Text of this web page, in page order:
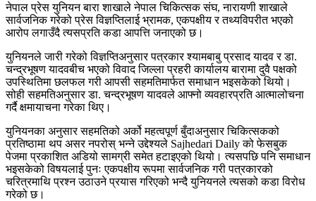
नेपाल प्रेस युनियन बारा शाखाले नेपाल चिकित्सक संघ, नारायणी शाखाले
सार्वजनिक गरेको प्रेस विज्ञप्तिलाई भ्रामक, एकपक्षीय र तथ्यविपरीत भएको
आरोप लगाउँदै त्यसप्रति कडा आपत्ति जनाएको छ।
युनियनले जारी गरेको विज्ञप्तिअनुसार पत्रकार श्यामबाबु प्रसाद यादव र डा.
चन्द्रभूषण यादवबीच भएको विवाद जिल्ला प्रहरी कार्यालय बारामा दुवै पक्षको
उपस्थितिमा छलफल गरी आपसी सहमतिमार्फत समाधान भइसकेको थियो।
सोही सहमतिअनुसार डा. चन्द्रभूषण यादवले आफ्नो व्यवहारप्रति आत्मालोचना
गर्दै क्षमायाचना गरेका थिए।
युनियनका अनुसार सहमतिको अर्को महत्वपूर्ण बुँदाअनुसार चिकित्सकको
प्रतिष्ठामा थप असर नपरोस् भन्ने उद्देश्यले Sajhedari Daily को फेसबुक
पेजमा प्रकाशित अडियो सामग्री समेत हटाइएको थियो। त्यसपछि पनि समाधान
भइसकेको विषयलाई पुनः एकपक्षीय रूपमा सार्वजनिक गरी पत्रकारको
चरित्रमाथि प्रश्न उठाउने प्रयास गरिएको भन्दै युनियनले त्यसको कडा विरोध
गरेको छ।